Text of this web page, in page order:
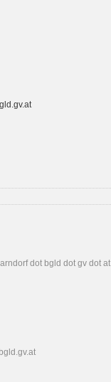
dot bgld dot gv dot at